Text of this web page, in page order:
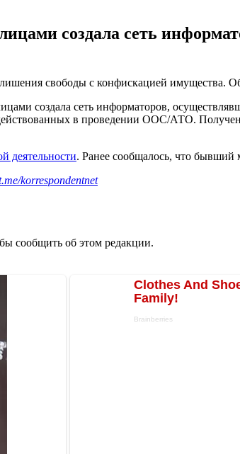
создала сеть
свободы с конфискацией имущества.
создала сеть информаторов,
в проведении ООС/АТО.
деятельности. Ранее сообщалось, что бывший
korrespondentnet
сообщить об этом редакции.